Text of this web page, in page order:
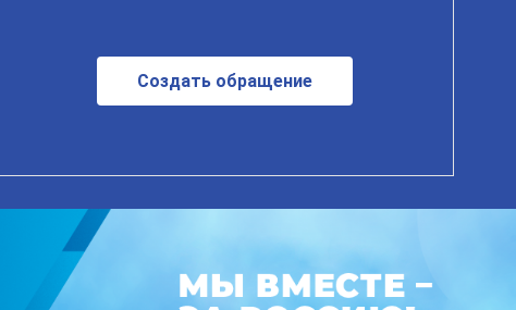
Создать обращение